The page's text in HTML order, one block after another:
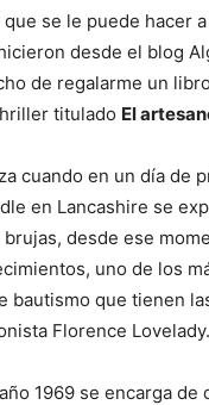
se le puede hacer
desde el blog
de regalarme un
titulado El
cuando en un día de
en Lancashire se
desde ese
uno de los
bautismo que tienen
Florence Lovelady.
1969 se encarga